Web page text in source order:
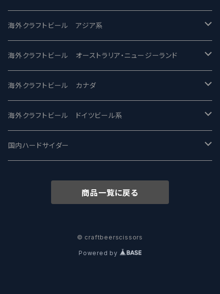
2nd Story Ale Works -セカンドストーリー
ビアへるん - Beer Hearn
忽布古丹醸造 - HOP KOTAN
ワイマーケットブルーイング Y.Market Brewing
志賀高原ビール - SIGAKOGEN
箕面ビール - MINOH BEER
サンクトガーレン - Sankt Gallen
Maui マウイ
Toppling Goliath トップリンゴライアス
Fair State フェアステイト
Lagunitas ラグニタス
FirestoneWalker ファイアストーン
Mikkeller ミッケラー
Hop Nation ホップネーション
UnBarred -アンバード
SAIREN /サイレン
ワイルドチャイルド - Wilde Child
BrewDog Brewery - ブリュードッグ
The Flying Inn / ザ フライイング イン
Lambiek Fabriek - ファブリーク
海外クラフトビール アジア系
gweilo-鬼佬 グウァイロ
Heart Of Darkness - ハートオブダークネス
Carbon brews -カーボン
TAIHU - タイフー
Behemoth - ベヒーモス
海外クラフトビール オーストラリア・ニュージーランド
ROCKY RIDGE - ロッキーリッジ
BODRIGGY BREWING ボッドリッジー
CO-CONSPIRATORS コ・コンスピレーターズ
Deep Creek Brewing Co.
8 Wired エイトワイアード
海外クラフトビール カナダ
Jackie O's ジャッキーオーズ
Westbrook ウェストブルック
Strathcona ストラスコナ
ODIN BREWING オディン
海外クラフトビール ドイツビール系
Karmeliten カーメリテン
Früh フリュー
国内ハードサイダー
商品一覧に戻る
© craftbeerscissors
Powered by